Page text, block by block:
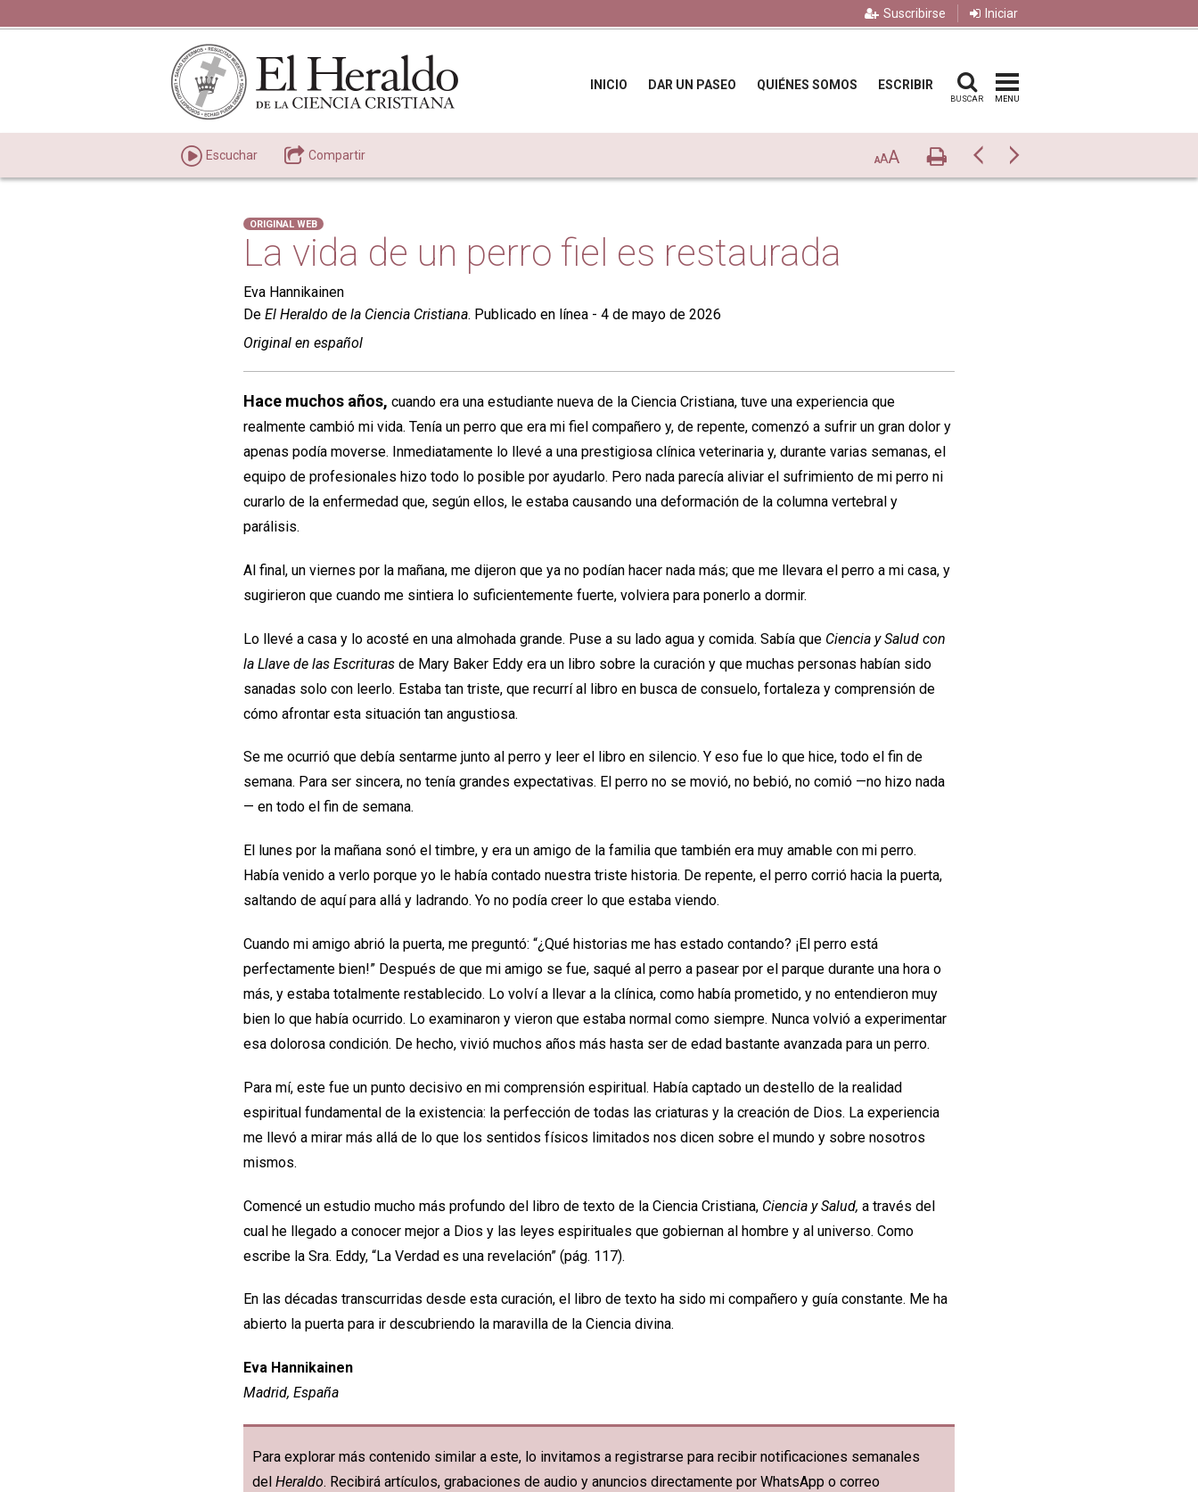
Suscribirse Iniciar
INICIO DAR UN PASEO QUIÉNES SOMOS ESCRIBIR
BUSCAR MENU
Escuchar Compartir AAA ImprimirPrevioSiguiente
ORIGINAL WEB
La vida de un perro fiel es restaurada
Eva Hannikainen
De El Heraldo de la Ciencia Cristiana. Publicado en línea - 4 de mayo de 2026
Original en español
Hace muchos años, cuando era una estudiante nueva de la Ciencia Cristiana, tuve una experiencia que
realmente cambió mi vida. Tenía un perro que era mi fiel compañero y, de repente, comenzó a sufrir un gran dolor y
apenas podía moverse. Inmediatamente lo llevé a una prestigiosa clínica veterinaria y, durante varias semanas, el
equipo de profesionales hizo todo lo posible por ayudarlo. Pero nada parecía aliviar el sufrimiento de mi perro ni
curarlo de la enfermedad que, según ellos, le estaba causando una deformación de la columna vertebral y
parálisis.
Al final, un viernes por la mañana, me dijeron que ya no podían hacer nada más; que me llevara el perro a mi casa, y
sugirieron que cuando me sintiera lo suficientemente fuerte, volviera para ponerlo a dormir.
Lo llevé a casa y lo acosté en una almohada grande. Puse a su lado agua y comida. Sabía que Ciencia y Salud con
la Llave de las Escrituras de Mary Baker Eddy era un libro sobre la curación y que muchas personas habían sido
sanadas solo con leerlo. Estaba tan triste, que recurrí al libro en busca de consuelo, fortaleza y comprensión de
cómo afrontar esta situación tan angustiosa.
Se me ocurrió que debía sentarme junto al perro y leer el libro en silencio. Y eso fue lo que hice, todo el fin de
semana. Para ser sincera, no tenía grandes expectativas. El perro no se movió, no bebió, no comió —no hizo nada
— en todo el fin de semana.
El lunes por la mañana sonó el timbre, y era un amigo de la familia que también era muy amable con mi perro.
Había venido a verlo porque yo le había contado nuestra triste historia. De repente, el perro corrió hacia la puerta,
saltando de aquí para allá y ladrando. Yo no podía creer lo que estaba viendo.
Cuando mi amigo abrió la puerta, me preguntó: “¿Qué historias me has estado contando? ¡El perro está
perfectamente bien!” Después de que mi amigo se fue, saqué al perro a pasear por el parque durante una hora o
más, y estaba totalmente restablecido. Lo volví a llevar a la clínica, como había prometido, y no entendieron muy
bien lo que había ocurrido. Lo examinaron y vieron que estaba normal como siempre. Nunca volvió a experimentar
esa dolorosa condición. De hecho, vivió muchos años más hasta ser de edad bastante avanzada para un perro.
Para mí, este fue un punto decisivo en mi comprensión espiritual. Había captado un destello de la realidad
espiritual fundamental de la existencia: la perfección de todas las criaturas y la creación de Dios. La experiencia
me llevó a mirar más allá de lo que los sentidos físicos limitados nos dicen sobre el mundo y sobre nosotros
mismos.
Comencé un estudio mucho más profundo del libro de texto de la Ciencia Cristiana, Ciencia y Salud, a través del
cual he llegado a conocer mejor a Dios y las leyes espirituales que gobiernan al hombre y al universo. Como
escribe la Sra. Eddy, “La Verdad es una revelación” (pág. 117).
En las décadas transcurridas desde esta curación, el libro de texto ha sido mi compañero y guía constante. Me ha
abierto la puerta para ir descubriendo la maravilla de la Ciencia divina.
Eva Hannikainen
Madrid, España
Para explorar más contenido similar a este, lo invitamos a registrarse para recibir notificaciones semanales
del Heraldo. Recibirá artículos, grabaciones de audio y anuncios directamente por WhatsApp o correo